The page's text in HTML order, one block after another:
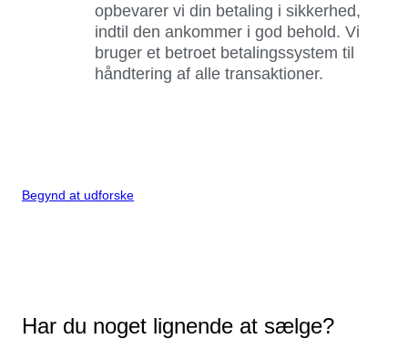
opbevarer vi din betaling i sikkerhed,
indtil den ankommer i god behold. Vi
bruger et betroet betalingssystem til
håndtering af alle transaktioner.
Begynd at udforske
Har du noget lignende at sælge?